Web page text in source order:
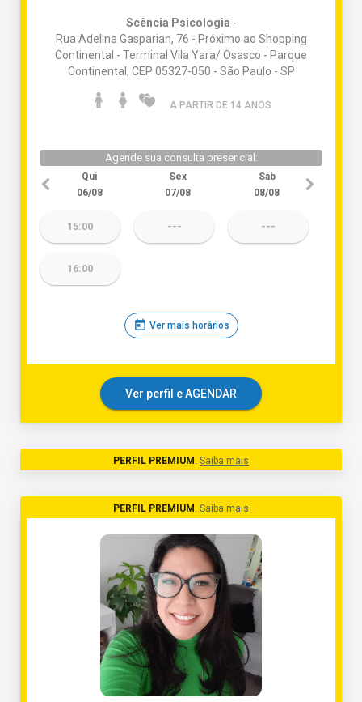
Scência Psicologia -
Rua Adelina Gasparian, 76 - Próximo ao Shopping
Continental - Terminal Vila Yara/ Osasco - Parque
Continental, CEP 05327-050 - São Paulo - SP
A PARTIR DE 14 ANOS
Agende sua consulta presencial:
Qui
06/08
Sex
07/08
Sáb
08/08
15:00
16:00
--- ---
today Ver mais horários
Ver perfil e AGENDAR
PERFIL PREMIUM Saiba mais
PERFIL PREMIUM Saiba mais